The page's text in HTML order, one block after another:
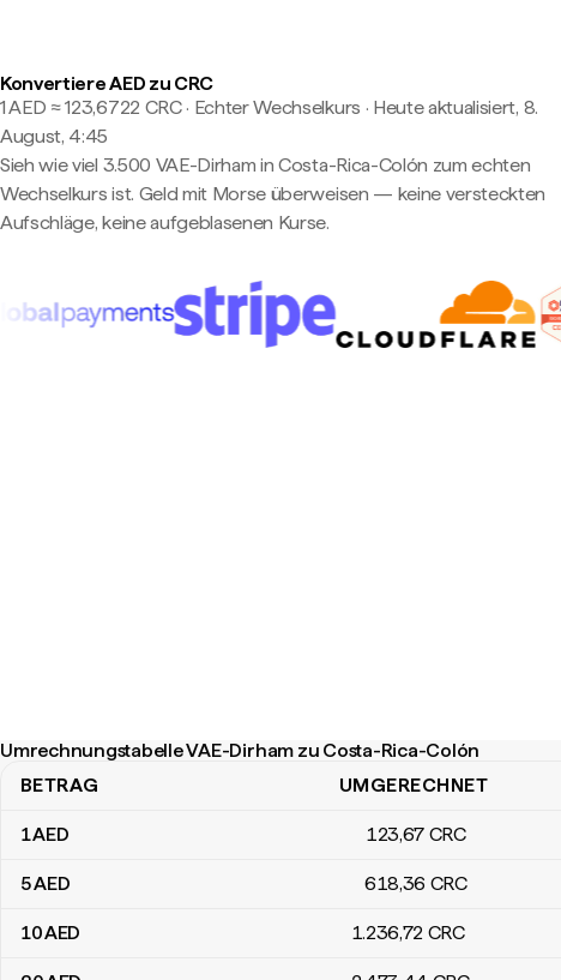
Konvertiere AED zu CRC
1 AED ≈ 123,6722 CRC · Echter Wechselkurs · Heute aktualisiert, 8.
August, 4:45
Sieh wie viel 3.500 VAE-Dirham in Costa-Rica-Colón zum echten
Wechselkurs ist. Geld mit Morse überweisen — keine versteckten
Aufschläge, keine aufgeblasenen Kurse.
Umrechnungstabelle VAE-Dirham zu Costa-Rica-Colón
Umrechnungstabelle VAE-Dirham zu Costa-Rica-Colón
BETRAG UMGERECHNET
1AED 123,67 CRC
5AED 618,36 CRC
10AED 1.236,72 CRC